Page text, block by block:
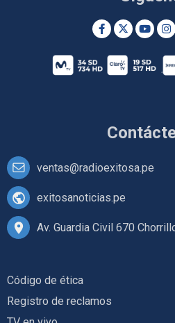
ventas@radioexitosa.pe
exitosanoticias.pe
Av. Guardia Civil 670
Código de ética
Registro de reclamos